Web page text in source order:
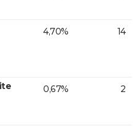
4,70% 14
0,67% 2